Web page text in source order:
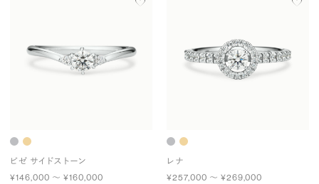
ビゼ サイドストーン
¥146,000 〜 ¥160,000
レナ
¥257,000 〜 ¥269,000